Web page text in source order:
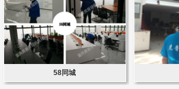
58同城